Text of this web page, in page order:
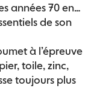
années 70 en
de son
à l’épreuve
toile, zinc,
toujours plus
alliant